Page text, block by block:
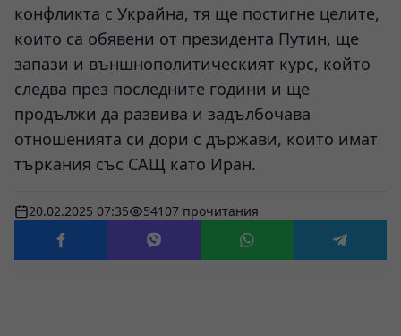
конфликта с Украйна, тя ще постигне целите,
които са обявени от президента Путин, ще
запази и външнополитическият курс, който
следва през последните години и ще
продължи да развива и задълбочава
отношенията си дори с държави, които имат
търкания със САЩ като Иран.
20.02.2025 07:35 54107 прочитания